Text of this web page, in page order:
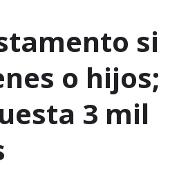
si
o hijos;
3 mil